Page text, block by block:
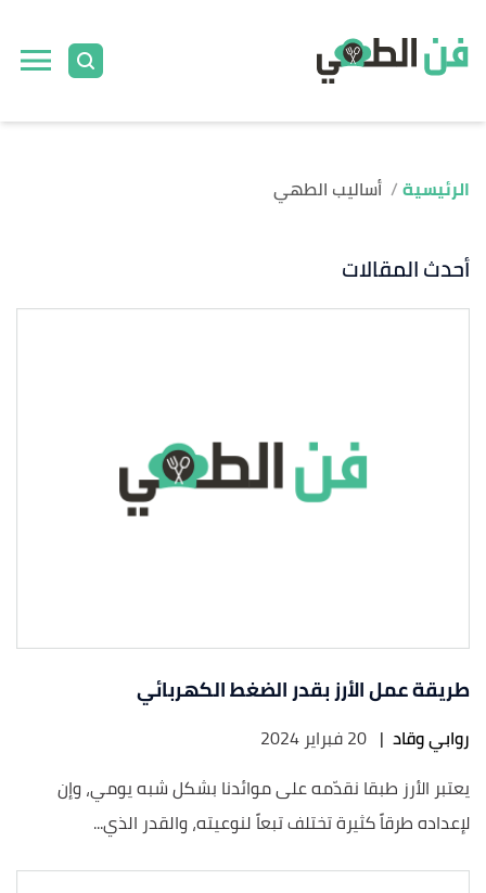
الرئيسية أساليب الطهي
أحدث المقالات
طريقة عمل الأرز بقدر الضغط الكهربائي
روابي وقاد | 20 فبراير 2024
يعتبر الأرز طبقا نقدّمه على موائدنا بشكل شبه يومي، وإن
لإعداده طرقاً كثيرة تختلف تبعاً لنوعيته، والقدر الذي...